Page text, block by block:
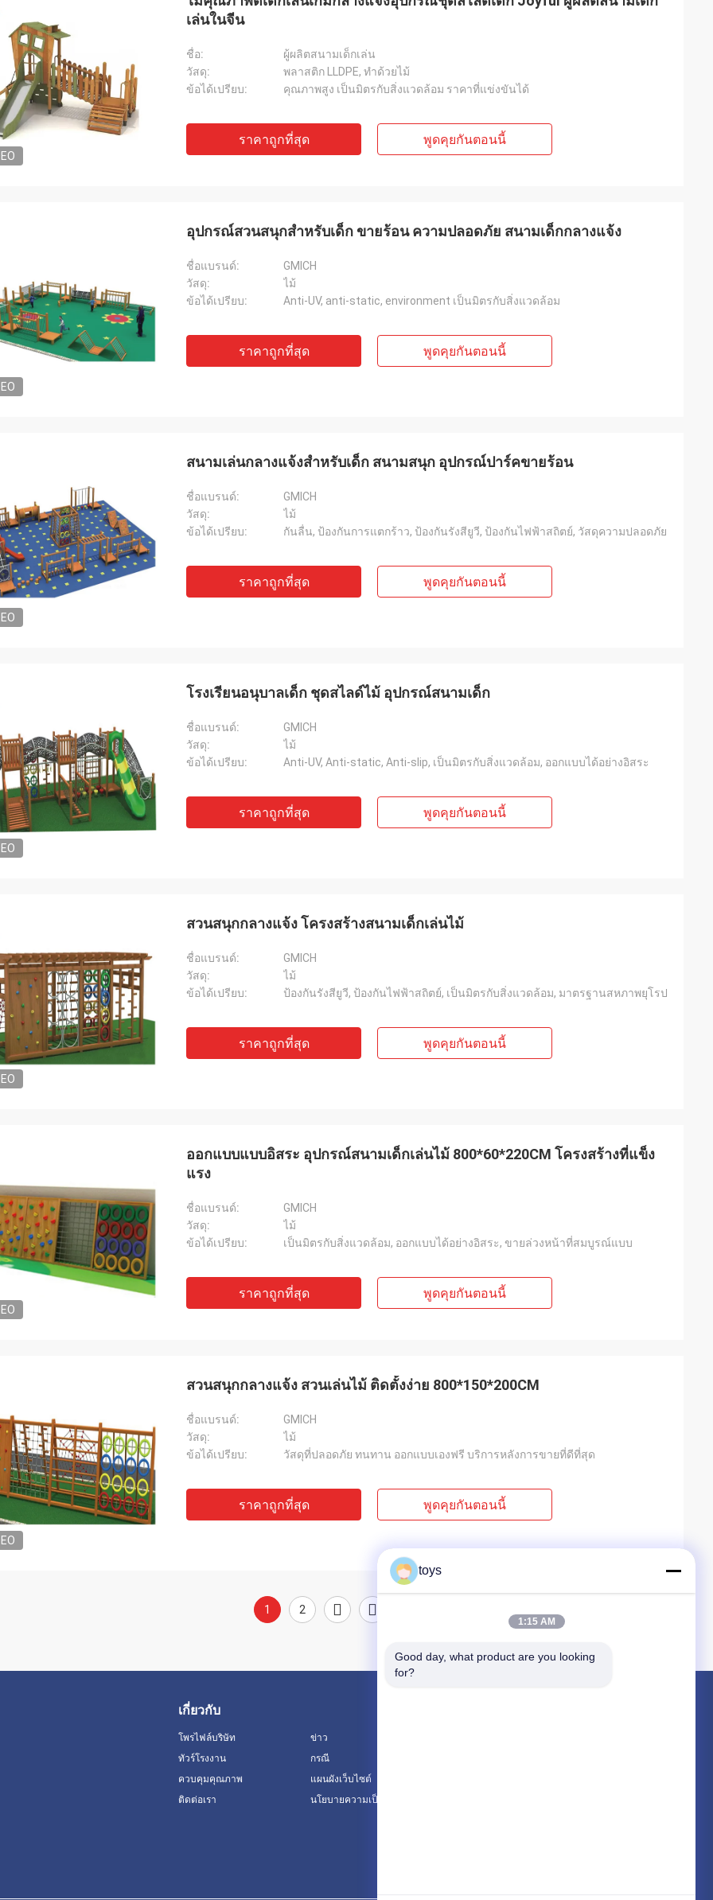
เล่นในจีน
ชื่อ:
ผู้ผลิตสนามเด็กเล่น
วัสดุ:
พลาสติก LLDPE, ทำด้วยไม้
ข้อได้เปรียบ:
คุณภาพสูง เป็นมิตรกับสิ่งแวดล้อม ราคาที่แข่งขันได้
ราคาถูกที่สุด พูดคุยกันตอนนี้
อุปกรณ์สวนสนุกสําหรับเด็ก ขายร้อน ความปลอดภัย สนามเด็กกลางแจ้ง
ชื่อแบรนด์:
GMICH
วัสดุ:
ไม้
ข้อได้เปรียบ:
Anti-UV, anti-static, environment เป็นมิตรกับสิ่งแวดล้อม
ราคาถูกที่สุด พูดคุยกันตอนนี้
สนามเล่นกลางแจ้งสําหรับเด็ก สนามสนุก อุปกรณ์ปาร์คขายร้อน
ชื่อแบรนด์:
GMICH
วัสดุ:
ไม้
ข้อได้เปรียบ:
กันลื่น, ป้องกันการแตกร้าว, ป้องกันรังสียูวี, ป้องกันไฟฟ้าสถิตย์, วัสดุความปลอดภัย
ราคาถูกที่สุด พูดคุยกันตอนนี้
โรงเรียนอนุบาลเด็ก ชุดสไลด์ไม้ อุปกรณ์สนามเด็ก
ชื่อแบรนด์:
GMICH
วัสดุ:
ไม้
ข้อได้เปรียบ:
Anti-UV, Anti-static, Anti-slip, เป็นมิตรกับสิ่งแวดล้อม, ออกแบบได้อย่างอิสระ
ราคาถูกที่สุด พูดคุยกันตอนนี้
สวนสนุกกลางแจ้ง โครงสร้างสนามเด็กเล่นไม้
ชื่อแบรนด์:
GMICH
วัสดุ:
ไม้
ข้อได้เปรียบ:
ป้องกันรังสียูวี, ป้องกันไฟฟ้าสถิตย์, เป็นมิตรกับสิ่งแวดล้อม, มาตรฐานสหภาพยุโรป
ราคาถูกที่สุด พูดคุยกันตอนนี้
ออกแบบแบบอิสระ อุปกรณ์สนามเด็กเล่นไม้ 800*60*220CM โครงสร้างที่แข็ง
แรง
ชื่อแบรนด์:
GMICH
วัสดุ:
ไม้
ข้อได้เปรียบ:
เป็นมิตรกับสิ่งแวดล้อม, ออกแบบได้อย่างอิสระ, ขายล่วงหน้าที่สมบูรณ์แบบ
ราคาถูกที่สุด พูดคุยกันตอนนี้
สวนสนุกกลางแจ้ง สวนเล่นไม้ ติดตั้งง่าย 800*150*200CM
ชื่อแบรนด์:
GMICH
วัสดุ:
ไม้
ข้อได้เปรียบ:
วัสดุที่ปลอดภัย ทนทาน ออกแบบเองฟรี บริการหลังการขายที่ดีที่สุด
ราคาถูกที่สุด พูดคุยกันตอนนี้
1 2
เกี่ยวกับ
โพรไฟล์บริษัท
ทัวร์โรงงาน
ควบคุมคุณภาพ
ติดต่อเรา
ข่าว
กรณี
แผนผังเว็บไซต์
นโยบายความเป็นส่วนตัว
toys
1:15 AM
Good day, what product are you looking
for?